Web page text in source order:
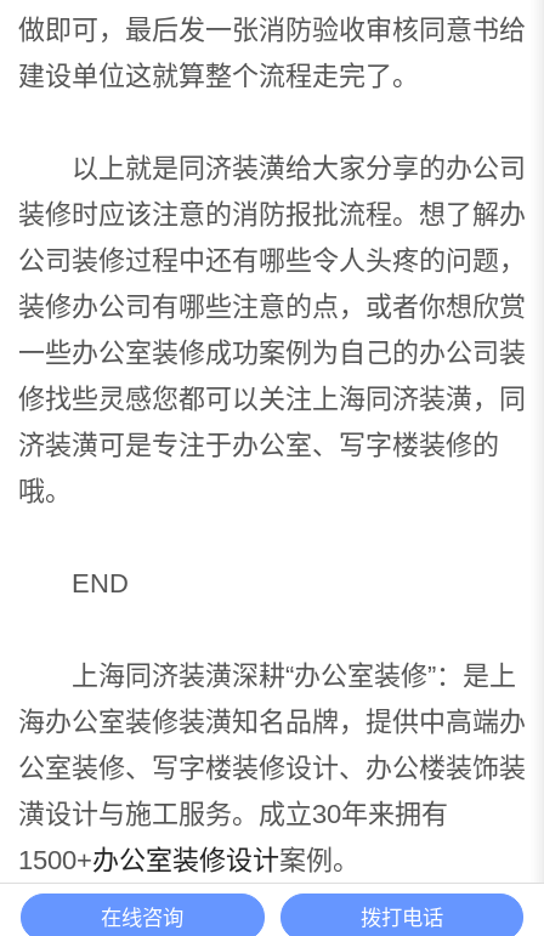
做即可，最后发一张消防验收审核同意书给
建设单位这就算整个流程走完了。
以上就是同济装潢给大家分享的办公司
装修时应该注意的消防报批流程。想了解办
公司装修过程中还有哪些令人头疼的问题，
装修办公司有哪些注意的点，或者你想欣赏
一些办公室装修成功案例为自己的办公司装
修找些灵感您都可以关注上海同济装潢，
同
济装潢可是专注于办公室、写字楼装修的
哦。
END
上海同济装潢深耕“办公室装修”：是上
海办公室装修装潢知名品牌，提供中高端办
公室装修、写字楼装修设计、办公楼装饰装
潢设计与施工服务。成立30年来拥有
1500+办公室装修设计案例。
在线咨询 拨打电话